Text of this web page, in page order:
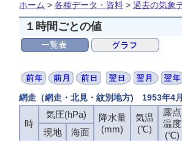
ホーム > 各種データ・資料 > 過去の気象
１時間ごとの値
網走（網走・北見・紋別地方) 1953年4
時
気圧(hPa)
降水量
(mm)
気温
(℃)
露点
温度
(℃)
現地 海面